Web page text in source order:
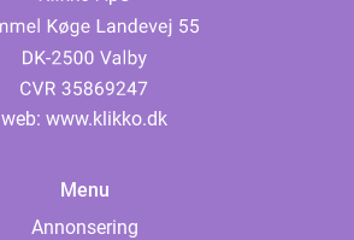
web: www.klikko.dk
Menu
Annonsering